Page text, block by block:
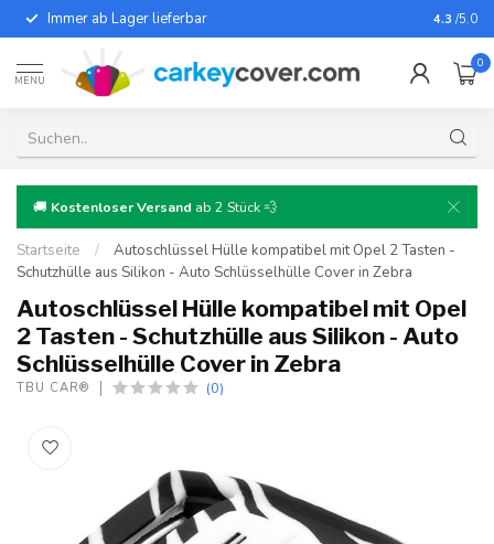
Immer ab Lager lieferbar Für fast
4.3 /5.0
MENU
0
🚚 Kostenloser Versand ab 2 Stück 💨
Startseite /
Autoschlüssel Hülle kompatibel mit Opel 2 Tasten -
Schutzhülle aus Silikon - Auto Schlüsselhülle Cover in Zebra
Autoschlüssel Hülle kompatibel mit Opel
2 Tasten - Schutzhülle aus Silikon - Auto
Schlüsselhülle Cover in Zebra
TBU CAR® (0)